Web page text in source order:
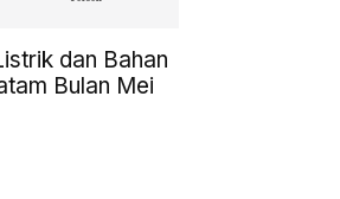
dan Bahan
Bulan Mei